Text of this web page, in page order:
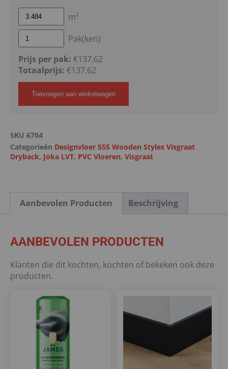
m²
Pak(ken)
Prijs per pak: €137,62
Totaalprijs: €137,62
Toevoegen aan winkelwagen
SKU 6704
Categorieën Designvloer 555 Wooden Styles Visgraat
Dryback, Joka LVT, PVC Vloeren, Visgraat
Aanbevolen Producten Beschrijving
AANBEVOLEN PRODUCTEN
Klanten die dit kochten, kochten of bekeken ook deze
producten.